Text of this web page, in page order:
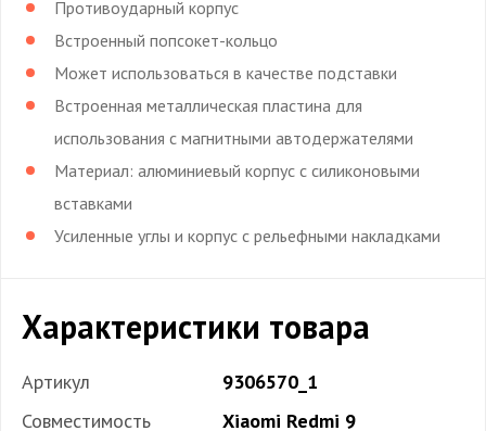
Противоударный корпус
Встроенный попсокет-кольцо
Может использоваться в качестве подставки
Встроенная металлическая пластина для
использования с магнитными автодержателями
Материал: алюминиевый корпус с силиконовыми
вставками
Усиленные углы и корпус с рельефными накладками
Характеристики товара
Артикул
9306570_1
Совместимость
Xiaomi Redmi 9